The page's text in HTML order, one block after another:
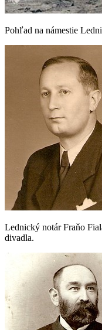
Pohľad na námestie
Lednický notár Fraňo
divadla.